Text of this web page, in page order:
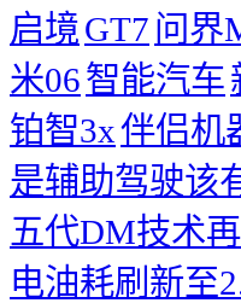
启境GT7 问界
米06智能汽车
铂智3x伴侣机
是辅助驾驶该
五代DM技术
电油耗刷新至